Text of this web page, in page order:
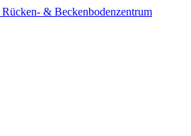
Rücken- & Beckenbodenzentrum